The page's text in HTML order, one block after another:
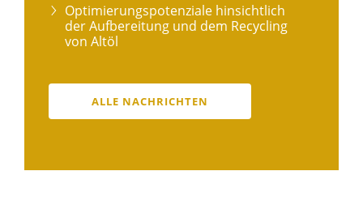
Optimierungspotenziale hinsichtlich
der Aufbereitung und dem Recycling
von Altöl
ALLE NACHRICHTEN